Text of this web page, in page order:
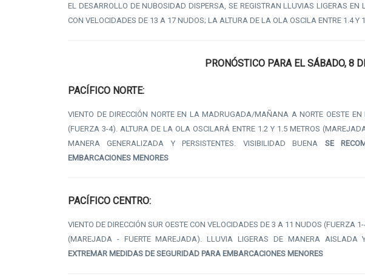
EL DESARROLLO DE NUBOSIDAD DISPERSA, SE REGISTRAN LLUVIAS LIGERAS EN
CON VELOCIDADES DE 13 A 17 NUDOS; LA ALTURA DE LA OLA OSCILA ENTRE 1.4 Y
PRONÓSTICO PARA EL SÁBADO, 8
PACÍFICO NORTE:
VIENTO DE DIRECCIÓN NORTE EN LA MADRUGADA/MAÑANA A NORTE OESTE
(FUERZA 3-4). ALTURA DE LA OLA OSCILARÁ ENTRE 1.2 Y 1.5 METROS
MANERA GENERALIZADA Y PERSISTENTES. VISIBILIDAD BUENA SE
EMBARCACIONES MENORES
PACÍFICO CENTRO:
VIENTO DE DIRECCIÓN SUR OESTE CON VELOCIDADES DE 3 A 11 NUDOS (FUERZA
(MAREJADA - FUERTE MAREJADA). LLUVIA LIGERAS DE MANERA AISLADA
EXTREMAR MEDIDAS DE SEGURIDAD PARA EMBARCACIONES MENORES